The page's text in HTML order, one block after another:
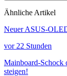
Ähnliche Artikel
Neuer ASUS-
vor 22 Stunden
Mainboard-Schock
steigen!